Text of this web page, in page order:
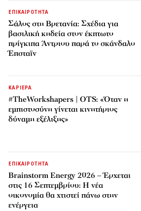
ΕΠΙΚΑΙΡΟΤΗΤΑ
Σάλος στη Βρετανία: Σχέδια για
βασιλική κηδεία στον έκπτωτο
πρίγκιπα Άντριου παρά το σκάνδαλο
Έπσταϊν
ΚΑΡΙΕΡΑ
#TheWorkshapers | OTS: «Όταν η
εμπιστοσύνη γίνεται κινητήριος
δύναμη εξέλιξης»
ΕΠΙΚΑΙΡΟΤΗΤΑ
Brainstorm Energy 2026 – Έρχεται
στις 16 Σεπτεμβρίου: Η νέα
οικονομία θα χτιστεί πάνω στην
ενέργεια